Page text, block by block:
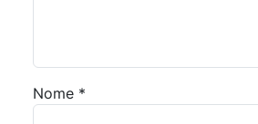
Nome *